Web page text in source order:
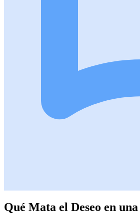
Qué Mata el Deseo en una